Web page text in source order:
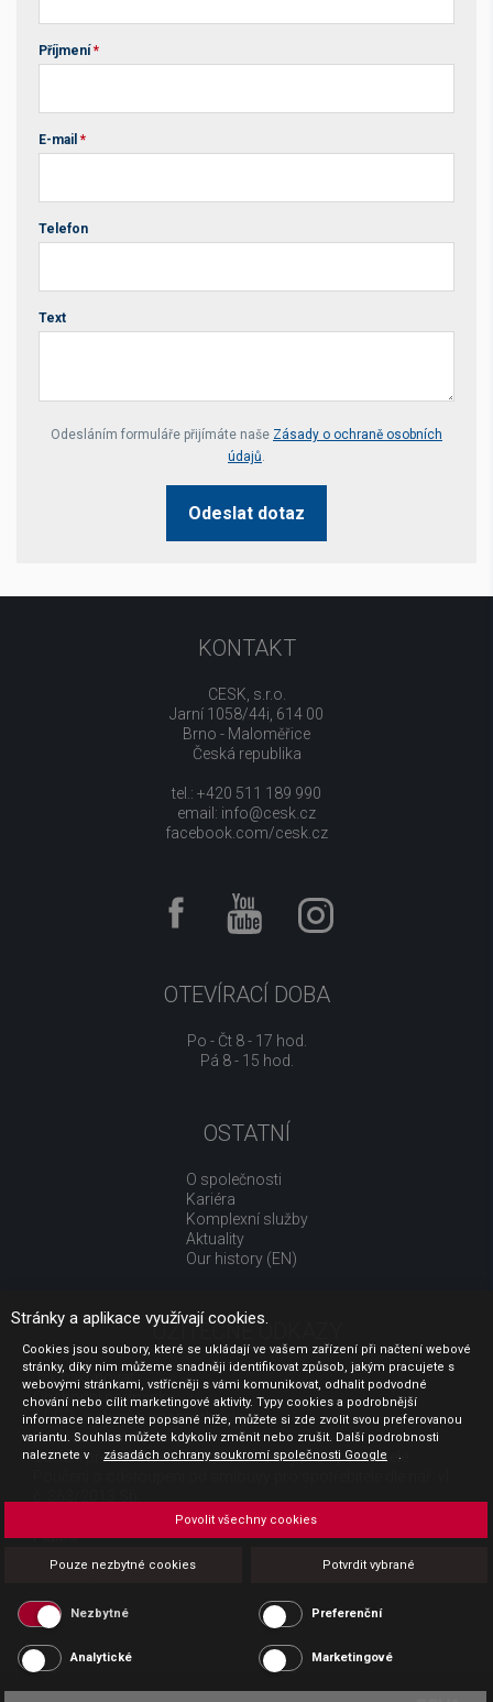
Příjmení *
E-mail *
Telefon
Text
Your website *
Odesláním formuláře přijímáte naše Zásady o ochraně osobních
údajů.
Odeslat dotaz
KONTAKT
CESK, s.r.o.
Jarní 1058/44i, 614 00
Brno - Maloměřice
Česká republika
tel.: +420 511 189 990
email: info@cesk.cz
facebook.com/cesk.cz
OTEVÍRACÍ DOBA
Po - Čt 8 - 17 hod.
Pá 8 - 15 hod.
OSTATNÍ
O společnosti
Kariéra
Komplexní služby
Aktuality
Our history (EN)
UŽITEČNÉ ODKAZY
Jak nakupovat
Obchodní podmínky
GDPR - ochrana osobních údajů
Profil zadavatele
Sdělení před uzavřením kupní smlouvy pro spotřebitele
Platba
Povinná publicita
Stránky a aplikace využívají cookies.
Cookies jsou soubory, které se ukládají ve vašem zařízení při načtení webové
stránky, díky nim můžeme snadněji identifikovat způsob, jakým pracujete s
webovými stránkami, vstřícněji s vámi komunikovat, odhalit podvodné
chování nebo cílit marketingové aktivity. Typy cookies a podrobnější
informace naleznete popsané níže, můžete si zde zvolit svou preferovanou
variantu. Souhlas můžete kdykoliv změnit nebo zrušit. Další podrobnosti
naleznete v
zásadách ochrany soukromí společnosti Google .
Pouze nezbytné cookies Potvrdit vybrané
Povolit všechny cookies
Nezbytné Preferenční
Analytické Marketingové